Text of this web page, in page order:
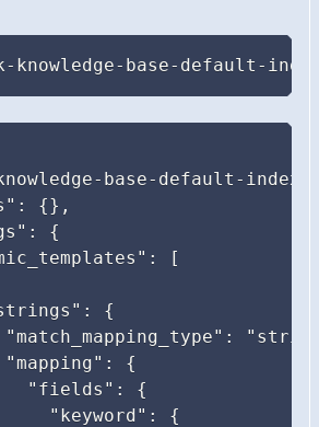
knowledge-base-default-
base-default-
{},
{
[
{
{
"fields": {
"keyword": {